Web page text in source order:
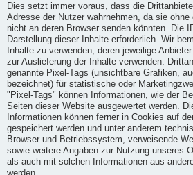
Dies setzt immer voraus, dass die
Adresse der Nutzer wahrnehmen, da sie
nicht an deren Browser senden könnten. Die
Darstellung dieser Inhalte erforderlich. Wir
Inhalte zu verwenden, deren jeweilige
zur Auslieferung der Inhalte verwenden.
genannte Pixel-Tags (unsichtbare Grafiken,
bezeichnet) für statistische oder
"Pixel-Tags" können Informationen, wie der
Seiten dieser Website ausgewertet werden.
Informationen können ferner in Cookies auf
gespeichert werden und unter anderem
Browser und Betriebssystem, verweisende
sowie weitere Angaben zur Nutzung unseres
als auch mit solchen Informationen aus
werden.